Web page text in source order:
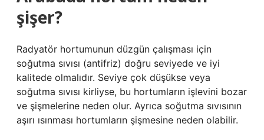
şişer?
Radyatör hortumunun düzgün çalışması için
soğutma sıvısı (antifriz) doğru seviyede ve iyi
kalitede olmalıdır. Seviye çok düşükse veya
soğutma sıvısı kirliyse, bu hortumların işlevini bozar
ve şişmelerine neden olur. Ayrıca soğutma sıvısının
aşırı ısınması hortumların şişmesine neden olabilir.